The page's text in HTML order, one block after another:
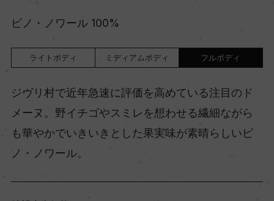
ピノ・ノワール 100%
ライトボディ ミディアムボディ フルボディ
ジヴリ村で近年急速に評価を高めている注目のド
メーヌ。野イチゴやスミレを想わせる繊細ながら
も華やかでいきいきとした果実味が素晴らしいピ
ノ・ノワール。